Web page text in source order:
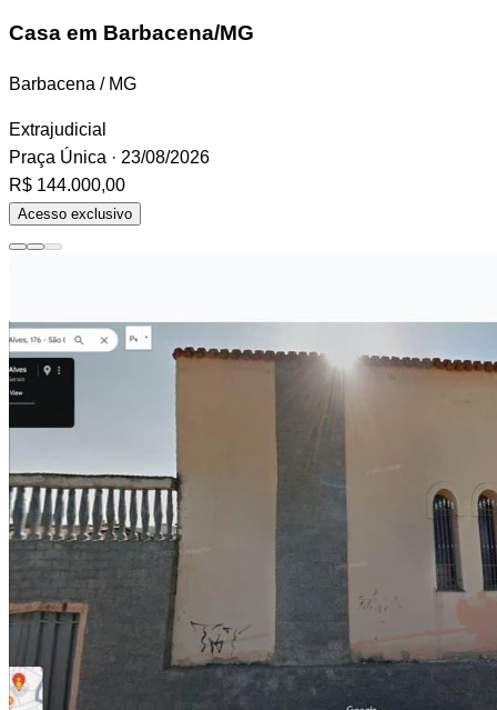
Casa em Barbacena/MG
Barbacena / MG
Extrajudicial
Praça Única · 23/08/2026
R$ 144.000,00
Acesso exclusivo